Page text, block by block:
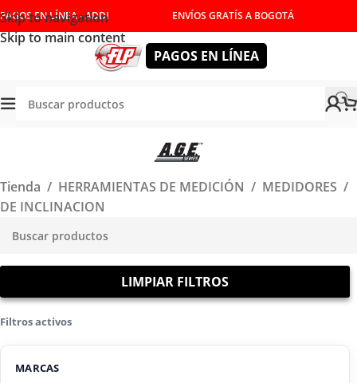
Skip to navigation
Skip to main content
PAGOS EN LÍNEA - ADDI ENVÍOS GRATÍS A BOGOTÁ
PAGOS EN LÍNEA
Tienda / HERRAMIENTAS DE MEDICIÓN / MEDIDORES /
DE INCLINACION
LIMPIAR FILTROS
Filtros activos
MARCAS